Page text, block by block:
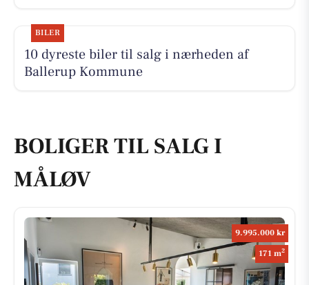
BILER
10 dyreste biler til salg i nærheden af
Ballerup Kommune
BOLIGER TIL SALG I
MÅLØV
9.995.000 kr
171 m2